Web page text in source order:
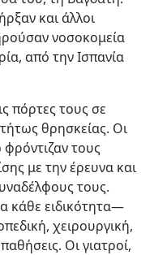
και άλλοι
νοσοκομεία
από την Ισπανία
πόρτες τους σε
θρησκείας. Οι
φρόντιζαν τους
με την έρευνα και
τους.
κάθε ειδικότητα​—
χειρουργική,
Οι γιατροί,